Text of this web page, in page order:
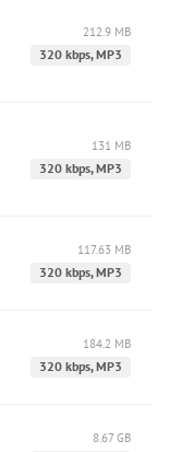
212.9 MB
320 kbps, MP3
131 MB
320 kbps, MP3
117.63 MB
320 kbps, MP3
184.2 MB
320 kbps, MP3
8.67 GB